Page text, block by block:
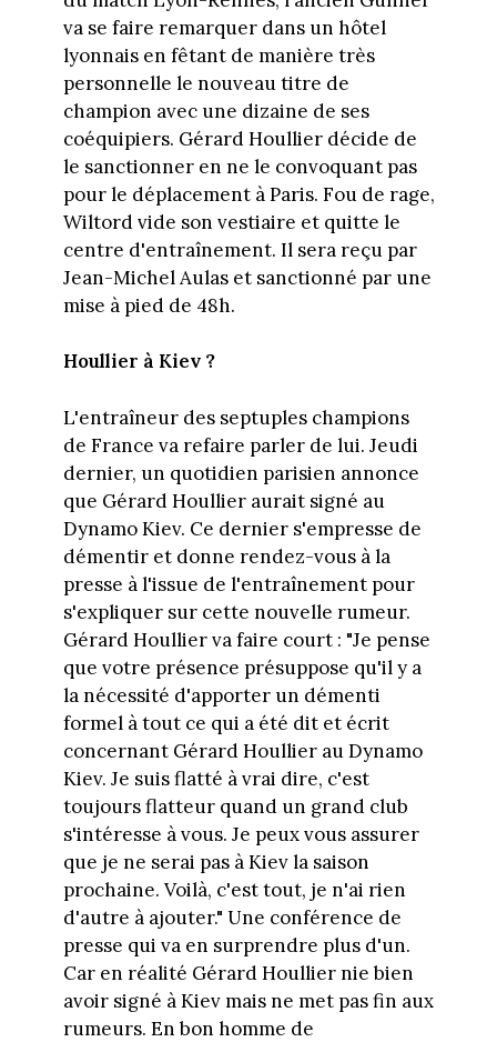
va se faire remarquer dans un hôtel
lyonnais en fêtant de manière très
personnelle le nouveau titre de
champion avec une dizaine de ses
coéquipiers. Gérard Houllier décide de
le sanctionner en ne le convoquant pas
pour le déplacement à Paris. Fou de rage,
Wiltord vide son vestiaire et quitte le
centre d'entraînement. Il sera reçu par
Jean-Michel Aulas et sanctionné par une
mise à pied de 48h.
Houllier à Kiev ?
L'entraîneur des septuples champions
de France va refaire parler de lui. Jeudi
dernier, un quotidien parisien annonce
que Gérard Houllier aurait signé au
Dynamo Kiev. Ce dernier s'empresse de
démentir et donne rendez-vous à la
presse à l'issue de l'entraînement pour
s'expliquer sur cette nouvelle rumeur.
Gérard Houllier va faire court : "Je pense
que votre présence présuppose qu'il y a
la nécessité d'apporter un démenti
formel à tout ce qui a été dit et écrit
concernant Gérard Houllier au Dynamo
Kiev. Je suis flatté à vrai dire, c'est
toujours flatteur quand un grand club
s'intéresse à vous. Je peux vous assurer
que je ne serai pas à Kiev la saison
prochaine. Voilà, c'est tout, je n'ai rien
d'autre à ajouter." Une conférence de
presse qui va en surprendre plus d'un.
Car en réalité Gérard Houllier nie bien
avoir signé à Kiev mais ne met pas fin aux
rumeurs. En bon homme de